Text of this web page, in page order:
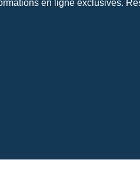
en ligne exclusives.